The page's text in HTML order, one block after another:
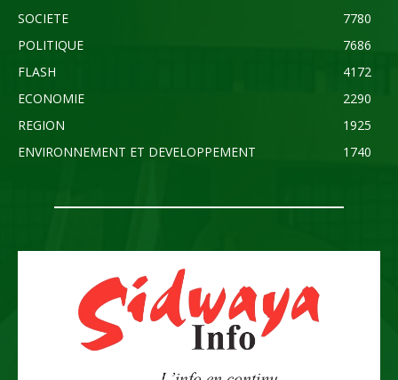
SOCIETE
7780
POLITIQUE
7686
FLASH
4172
ECONOMIE
2290
REGION
1925
ENVIRONNEMENT ET DEVELOPPEMENT
1740